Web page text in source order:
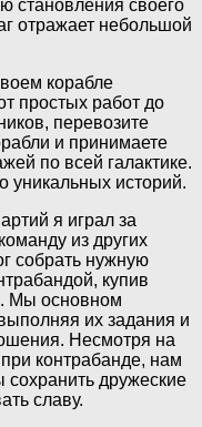
становления своего
отражает небольшой
корабле
простых работ до
перевозите
и принимаете
по всей галактике.
уникальных историй.
я играл за
из других
собрать нужную
купив
Мы основном
их задания и
Несмотря на
контрабанде, нам
сохранить дружеские
славу.